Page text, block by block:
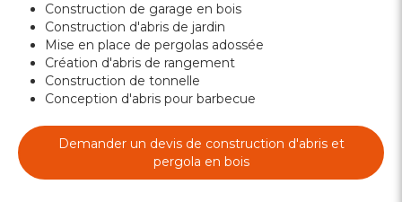
Construction de garage en bois
Construction d'abris de jardin
Mise en place de pergolas adossée
Création d'abris de rangement
Construction de tonnelle
Conception d'abris pour barbecue
Demander un devis de construction d'abris et
pergola en bois